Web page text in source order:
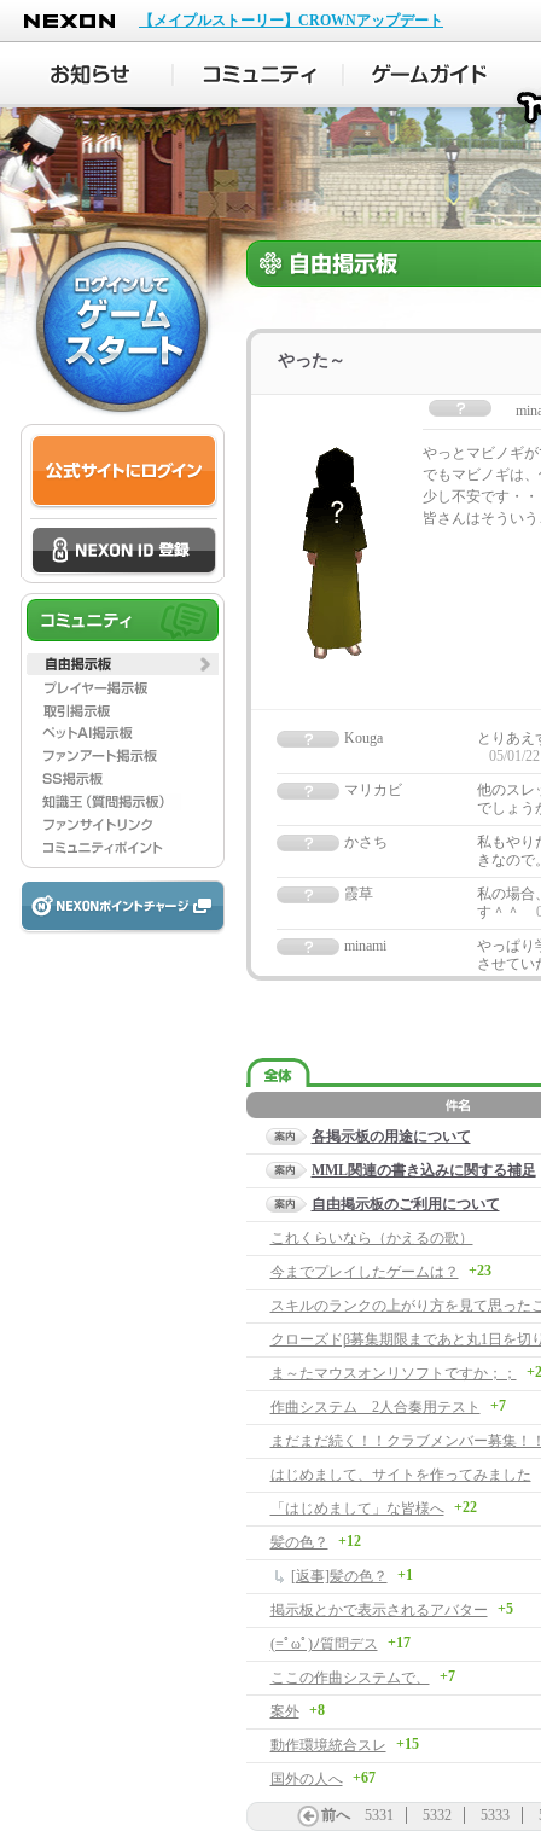
NEXON
【メイプルストーリー】CROWNアップデート
やった～
やっとマビノギ
でもマビノギは
少し不安です・
皆さんはそうい
Kouga
とりあえ
05/01/
マリカビ
他のスレ
でしょう
かさち
私もやり
きなので
霞草
私の場合
す＾＾
minami
やっぱり
させてい
各掲示板の用途について
MML関連の書き込みに関する補足
自由掲示板のご利用について
これくらいなら（かえるの歌）
今までプレイしたゲームは？
+23
クローズドβ募集期限まであと丸1日を切
ま～たマウスオンリソフトですか；；
作曲システム 2人合奏用テスト +7
まだまだ続く！！クラブメンバー募集！
はじめまして、サイトを作ってみました
「はじめまして」な皆様へ +22
髪の色？ +12
[返事]髪の色？ +1
掲示板とかで表示されるアバター +5
(=ﾟωﾟ)ﾉ質問デス +17
ここの作曲システムで、 +7
案外 +8
動作環境統合スレ +15
国外の人へ +67
前へ 5331 5332 5333